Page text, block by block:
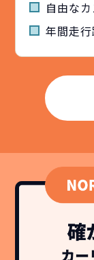
どこより
頭金不要で
に新車なの
イフス
故
NORIDOKI
金など一
いた
自由な
年間⾛